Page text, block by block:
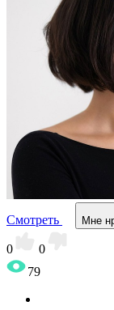
Смотреть Мне
0
0
79